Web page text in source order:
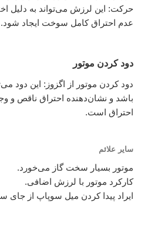
حرکت: این لرزش می‌تواند به دلیل
عدم احتراق کامل سوخت ایجاد شود.
دود کردن موتور
دود کردن موتور از اگزوز: این دود
باشد و نشان‌دهنده احتراق ناقص و
احتراق است.
سایر علائم
موتور بسیار سخت گاز می‌خورد.
کارکرد موتور با لرزش اضافی.
ایراد پیدا کردن میل سوپاپ از جای